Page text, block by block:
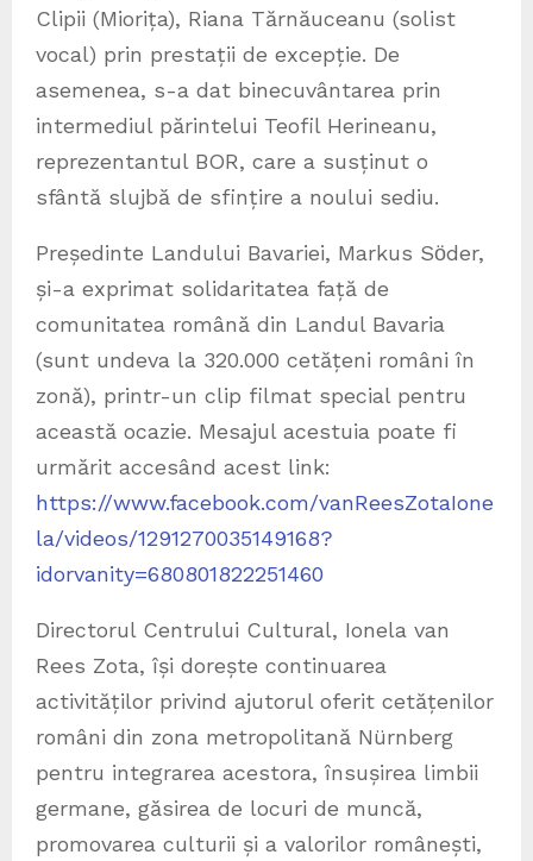
Clipii (Miorița), Riana Tărnăuceanu (solist
vocal) prin prestații de excepție. De
asemenea, s-a dat binecuvântarea prin
intermediul părintelui Teofil Herineanu,
reprezentantul BOR, care a susținut o
sfântă slujbă de sfințire a noului sediu.
Președinte Landului Bavariei, Markus Sӧder,
și-a exprimat solidaritatea față de
comunitatea română din Landul Bavaria
(sunt undeva la 320.000 cetățeni români în
zonă), printr-un clip filmat special pentru
această ocazie. Mesajul acestuia poate fi
urmărit accesând acest link:
https://www.facebook.com/vanReesZotaIone
la/videos/1291270035149168?
idorvanity=680801822251460
Directorul Centrului Cultural, Ionela van
Rees Zota, își dorește continuarea
activităților privind ajutorul oferit cetățenilor
români din zona metropolitană Nürnberg
pentru integrarea acestora, însușirea limbii
germane, găsirea de locuri de muncă,
promovarea culturii și a valorilor românești,